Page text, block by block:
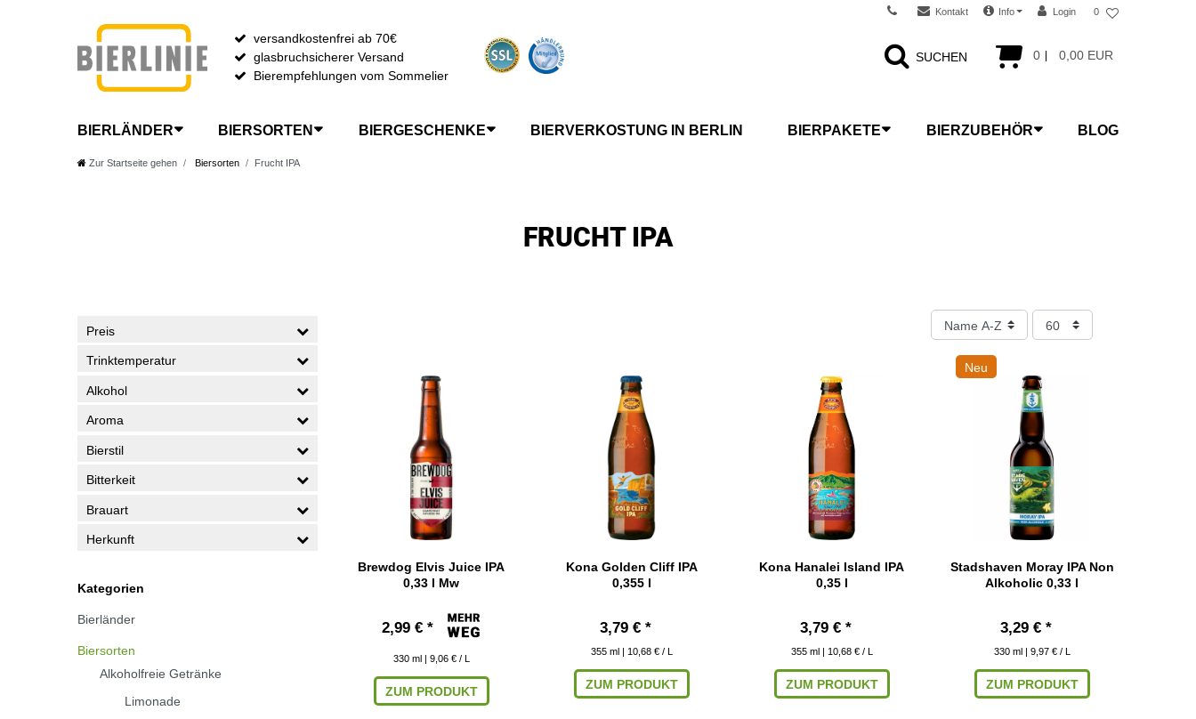
Kontakt Info Login 0
0 0,00 EUR
versandkostenfrei ab 70€
glasbruchsicherer Versand
Bierempfehlungen vom Sommelier
SUCHEN
BIERLÄNDER BIERSORTEN BIERGESCHENKE BIERVERKOSTUNG IN BERLIN BIERPAKETE BIERZUBEHÖR BLOG
Zur Startseite gehen Biersorten Frucht IPA
FRUCHT IPA
Preis
Trinktemperatur
Alkohol
Aroma
Bierstil
Bitterkeit
Brauart
Herkunft
Kategorien
Bierländer
Biersorten
Alkoholfreie Getränke
Limonade
Brewdog Elvis Juice IPA
0,33 l Mw
2,99 € *
330 ml | 9,06 € / L
ZUM PRODUKT
Kona Golden Cliff IPA
0,355 l
3,79 € *
355 ml | 10,68 € / L
ZUM PRODUKT
Kona Hanalei Island IPA
0,35 l
3,79 € *
355 ml | 10,68 € / L
ZUM PRODUKT
Neu
Stadshaven Moray IPA Non
Alkoholic 0,33 l
3,29 € *
330 ml | 9,97 € / L
ZUM PRODUKT